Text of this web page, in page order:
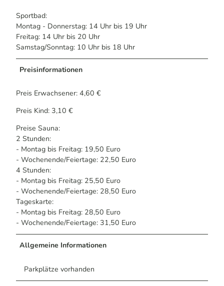
Sportbad:
Montag - Donnerstag: 14 Uhr bis 19 Uhr
Freitag: 14 Uhr bis 20 Uhr
Samstag/Sonntag: 10 Uhr bis 18 Uhr
Preisinformationen
Preis Erwachsener: 4,60 €
Preis Kind: 3,10 €
Preise Sauna:
2 Stunden:
- Montag bis Freitag: 19,50 Euro
- Wochenende/Feiertage: 22,50 Euro
4 Stunden:
- Montag bis Freitag: 25,50 Euro
- Wochenende/Feiertage: 28,50 Euro
Tageskarte:
- Montag bis Freitag: 28,50 Euro
- Wochenende/Feiertage: 31,50 Euro
Allgemeine Informationen
Parkplätze vorhanden